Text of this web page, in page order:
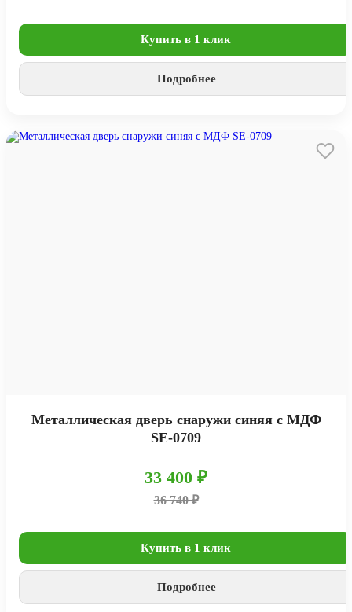
Купить в 1 клик
Подробнее
Металлическая дверь снаружи синяя с МДФ
SE-0709
33 400 ₽
36 740 ₽
Купить в 1 клик
Подробнее